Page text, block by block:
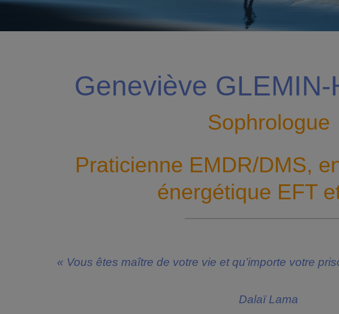
Geneviève
Sophrologue
Praticienne EMDR/DMS,
énergétique EFT
« Vous êtes maître de votre vie et qu’importe votre
Dalaï Lama